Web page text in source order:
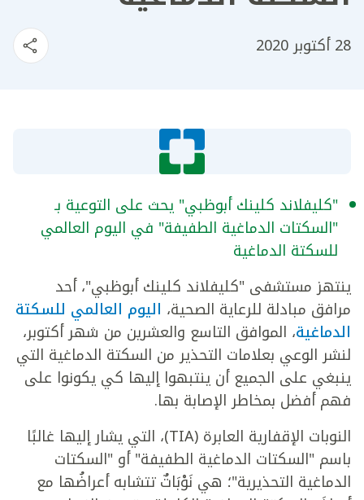
28 أكتوبر 2020
"كليفلاند كلينك أبوظبي" يحث على التوعية بـ
"السكتات الدماغية الطفيفة" في اليوم العالمي
للسكتة الدماغية
ينتهز مستشفى "كليفلاند كلينك أبوظبي"، أحد
مرافق مبادلة للرعاية الصحية، اليوم العالمي للسكتة
الدماغية، الموافق التاسع والعشرين من شهر أكتوبر،
لنشر الوعي بعلامات التحذير من السكتة الدماغية التي
ينبغي على الجميع أن ينتبهوا إليها كي يكونوا على
فهم أفضل بمخاطر الإصابة بها.
النوبات الإقفارية العابرة (TIA)، التي يشار إليها غالبًا
باسم "السكتات الدماغية الطفيفة" أو "السكتات
الدماغية التحذيرية"؛ هي نَوْبَاتٌ تتشابه أعراضُها مع